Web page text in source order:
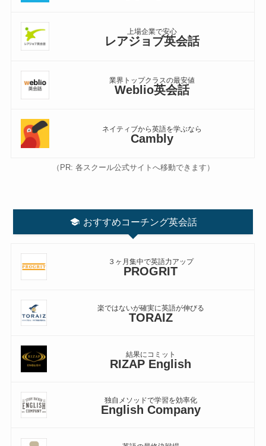
上場企業で安心
レアジョブ英会話
業界トップクラスの最安値
Weblio英会話
ネイティブから英語を学ぶなら
Cambly
（PR: 各スクール公式サイトへ移動できます）
おすすめコーチング英会話
３ヶ月集中で英語力アップ
PROGRIT
楽ではないが確実に英語が伸びる
TORAIZ
結果にコミット
RIZAP English
独自メソッドで学習を効率化
English Company